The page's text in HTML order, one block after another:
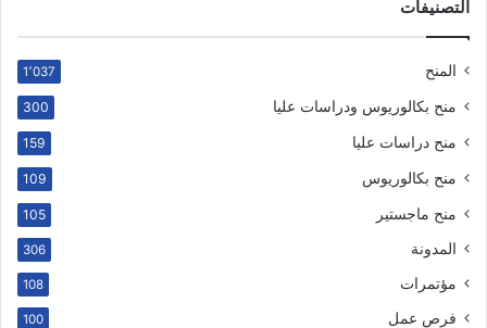
التصنيفات
المنح 1٬037
منح بكالوريوس ودراسات عليا 300
منح دراسات عليا 159
منح بكالوريوس 109
منح ماجستير 105
المدونة 306
مؤتمرات 108
فرص عمل 100